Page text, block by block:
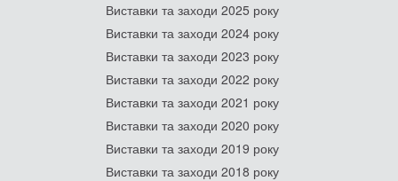
Виставки та заходи 2025 року
Виставки та заходи 2024 року
Виставки та заходи 2023 року
Виставки та заходи 2022 року
Виставки та заходи 2021 року
Виставки та заходи 2020 року
Виставки та заходи 2019 року
Виставки та заходи 2018 року